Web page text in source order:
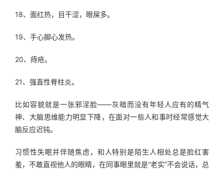
18、面红热，目干涩，眼屎多。
19、手心脚心发热。
20、痔疮。
21、强直性脊柱炎。
比如容貌就是一张邪淫脸——灰暗而没有年轻人应有的精气
神、大脑思维能力明显下降，在面对一些人和事时经常感觉大
脑反应迟钝。
习惯性失眠并伴随焦虑，和人特别是陌生人相处总是脸红害
羞，不敢直视他人的眼睛，在同事眼里就是“老实”不会说话，总